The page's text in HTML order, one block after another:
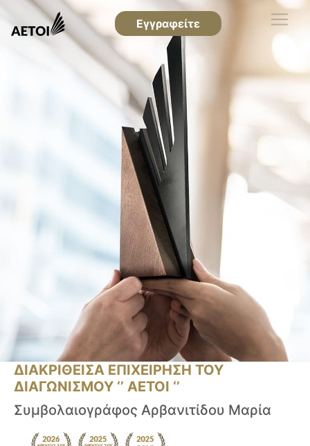
Εγγραφείτε
ΔΙΑΚΡΙΘΕΙΣΑ ΕΠΙΧΕΙΡΗΣΗ ΤΟΥ
ΔΙΑΓΩΝΙΣΜΟΥ ‘’ ΑΕΤΟΙ ‘’
Συμβολαιογράφος Αρβανιτίδου Μαρία